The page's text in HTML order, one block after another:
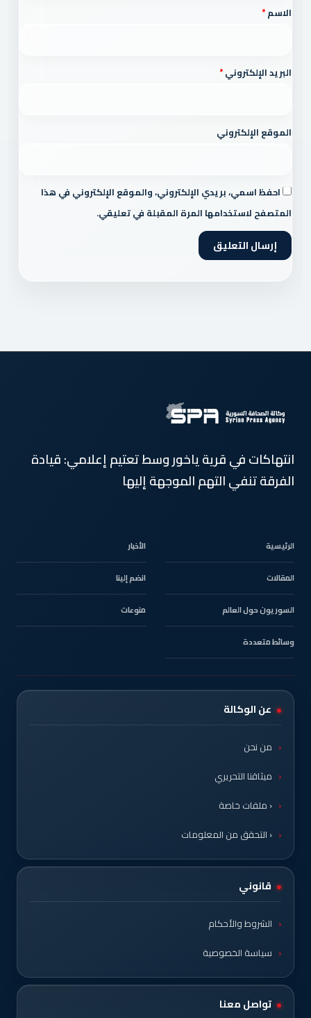
*الاسم*
البريد الإلكتروني*
الموقع الإلكتروني
احفظ اسمي، بريدي الإلكتروني، والموقع الإلكتروني في هذا
المتصفح لاستخدامها المرة المقبلة في تعليقي.
انتهاكات في قرية ياخور وسط تعتيم إعلامي: قيادة
الفرقة تنفي التهم الموجهة إليها
الرئيسية الأخبار
المقالات انضم إلينا
السوريون حول العالم منوعات
وسائط متعددة
عن الوكالة
من نحن
ميثاقنا التحريري
‹ ملفات خاصة
‹ التحقق من المعلومات
قانوني
الشروط والأحكام
سياسة الخصوصية
تواصل معنا